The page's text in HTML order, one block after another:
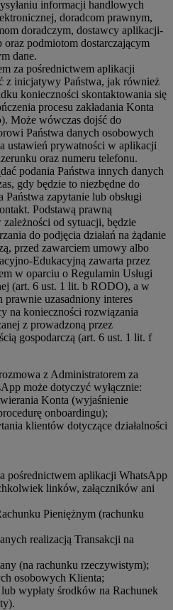
informacji handlowych
doradcom prawnym,
doradczym, dostawcy aplikacji-
podmiotom dostarczającym
dane.
za pośrednictwem aplikacji
z inicjatywy Państwa, jak również
konieczności skontaktowania się
procesu zakładania Konta
Może wówczas dojść do
Państwa danych osobowych
ustawień prywatności w aplikacji
oraz numeru telefonu.
podania Państwa innych danych
gdy będzie to niezbędne do
zapytanie lub obsługi
Podstawą prawną
od sytuacji, będzie
do podjęcia działań na żądanie
przed zawarciem umowy albo
Edukacyjną zawarta przez
w oparciu o Regulamin Usługi
(art. 6 ust. 1 lit. b RODO), a w
prawnie uzasadniony interes
na konieczności rozwiązania
z prowadzoną przez
gospodarczą (art. 6 ust. 1 lit. f
z Administratorem za
może dotyczyć wyłącznie:
Konta (wyjaśnienie
onboardingu);
klientów dotyczące działalności
pośrednictwem aplikacji WhatsApp
linków, załączników ani
Pieniężnym (rachunku
realizacją Transakcji na
(na rachunku rzeczywistym);
osobowych Klienta;
wypłaty środków na Rachunek